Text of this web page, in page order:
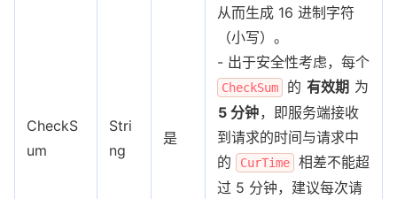
CheckS
um
Stri
ng
是
从而生成 16 进制字符
（小写）。
- 出于安全性考虑，每个
CheckSum 的 有效期 为
5 分钟，即服务端接收
到请求的时间与请求中
的
CurTime
相差不能超
过 5 分钟，建议每次请